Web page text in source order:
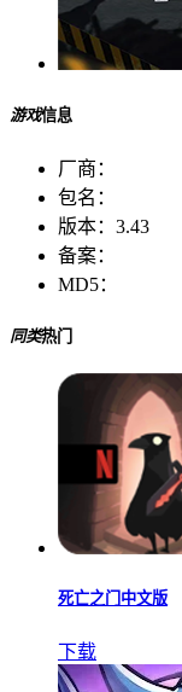
游戏信息
厂商：
包名：
版本： 3.43
备案：
MD5：
同类热门
死亡之门中文版
下载